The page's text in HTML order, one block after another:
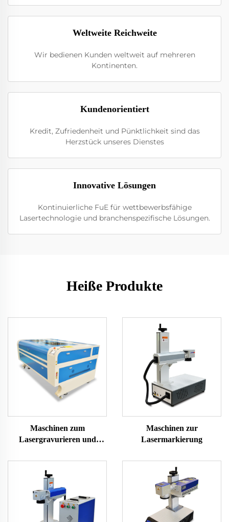
Weltweite Reichweite
Wir bedienen Kunden weltweit auf mehreren
Kontinenten.
Kundenorientiert
Kredit, Zufriedenheit und Pünktlichkeit sind das
Herzstück unseres Dienstes
Innovative Lösungen
Kontinuierliche FuE für wettbewerbsfähige
Lasertechnologie und branchenspezifische Lösungen.
Heiße Produkte
Maschinen zum
Lasergravurieren und
Maschinen zur
Lasermarkierung